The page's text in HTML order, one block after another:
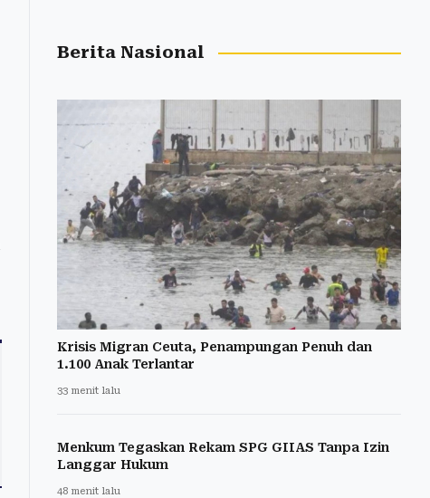
Berita Nasional
Krisis Migran Ceuta, Penampungan Penuh dan
1.100 Anak Terlantar
33 menit lalu
Menkum Tegaskan Rekam SPG GIIAS Tanpa Izin
Langgar Hukum
48 menit lalu